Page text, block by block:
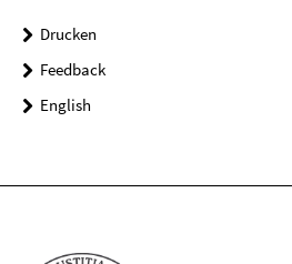
Drucken
Feedback
English